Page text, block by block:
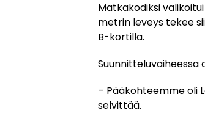
Matkakodiksi
metrin leveys tekee
B-kortilla.
Suunnitteluvaiheessa
– Pääkohteemme oli
selvittää.